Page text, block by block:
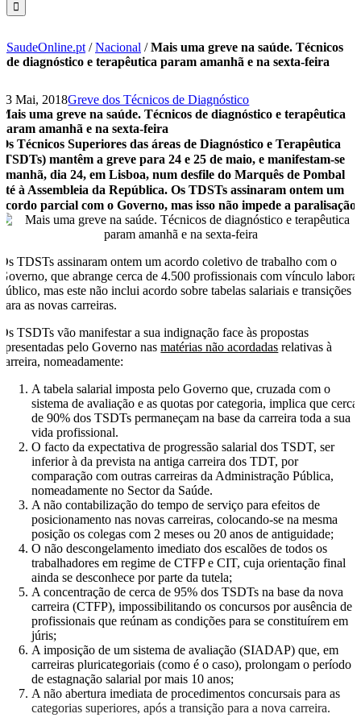
SaudeOnline.pt /Nacional /Mais uma greve na saúde. Técnicos
de diagnóstico e terapêutica param amanhã e na sexta-feira
23 Mai, 2018Greve dos Técnicos de Diagnóstico
Mais uma greve na saúde. Técnicos de diagnóstico e terapêutica
param amanhã e na sexta-feira
Os Técnicos Superiores das áreas de Diagnóstico e Terapêutica
(TSDTs) mantêm a greve para 24 e 25 de maio, e manifestam-se
amanhã, dia 24, em Lisboa, num desfile do Marquês de Pombal
até à Assembleia da República. Os TDSTs assinaram ontem um
acordo parcial com o Governo, mas isso não impede a paralisação.
Os TDSTs assinaram ontem um acordo coletivo de trabalho com o
Governo, que abrange cerca de 4.500 profissionais com vínculo laboral
público, mas este não inclui acordo sobre tabelas salariais e transições
para as novas carreiras.
Os TSDTs vão manifestar a sua indignação face às propostas
apresentadas pelo Governo nasmatérias não acordadas relativas à
carreira, nomeadamente:
A tabela salarial imposta pelo Governo que, cruzada com o
sistema de avaliação e as quotas por categoria, implica que cerca
de 90% dos TSDTs permaneçam na base da carreira toda a sua
vida profissional.
O facto da expectativa de progressão salarial dos TSDT, ser
inferior à da prevista na antiga carreira dos TDT, por
comparação com outras carreiras da Administração Pública,
nomeadamente no Sector da Saúde.
A não contabilização do tempo de serviço para efeitos de
posicionamento nas novas carreiras, colocando-se na mesma
posição os colegas com 2 meses ou 20 anos de antiguidade;
O não descongelamento imediato dos escalões de todos os
trabalhadores em regime de CTFP e CIT, cuja orientação final
ainda se desconhece por parte da tutela;
A concentração de cerca de 95% dos TSDTs na base da nova
carreira (CTFP), impossibilitando os concursos por ausência de
profissionais que reúnam as condições para se constituírem em
júris;
A imposição de um sistema de avaliação (SIADAP) que, em
carreiras pluricategoriais (como é o caso), prolongam o período
de estagnação salarial por mais 10 anos;
A não abertura imediata de procedimentos concursais para as
categorias superiores, após a transição para a nova carreira.